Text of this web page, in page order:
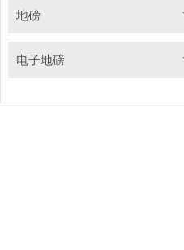
地磅
电子地磅